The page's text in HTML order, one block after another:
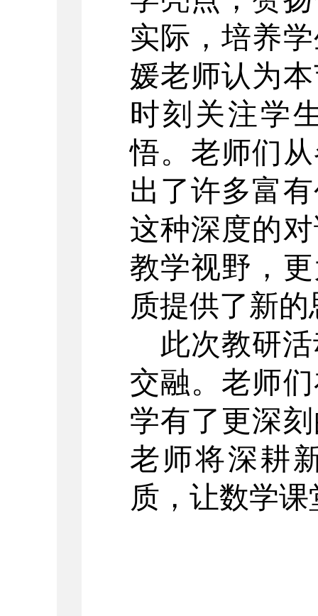
实际，培养
媛老师认为
时刻关注学
悟。老师们
出了许多富
这种深度的
教学视野，
质提供了新
此次教研
交融。老师
学有了更深
老师将深耕
质，让数学